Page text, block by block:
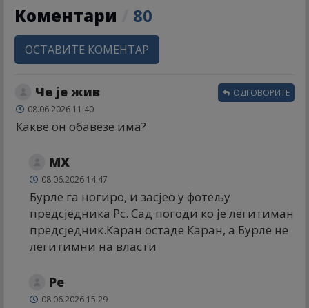
Коментари 80
ОСТАВИТЕ КОМЕНТАР
Че је жив
08.06.2026 11:40
Какве он обавезе има?
ОДГОВОРИТЕ
МX
08.06.2026 14:47
Бурле га ногиро, и засјео у фотељу
предсједника Рс. Сад погоди ко је легитиман
предсједник.Каран остаде Каран, а Бурле не
легитимни на власти
Ре
08.06.2026 15:29